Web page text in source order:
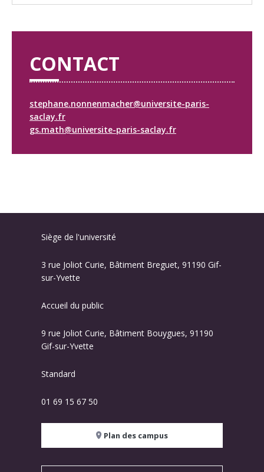
CONTACT
stephane.nonnenmacher@universite-paris-
saclay.fr
gs.math@universite-paris-saclay.fr
Siège de l'université
3 rue Joliot Curie, Bâtiment Breguet, 91190 Gif-
sur-Yvette
Accueil du public
9 rue Joliot Curie, Bâtiment Bouygues, 91190
Gif-sur-Yvette
Standard
01 69 15 67 50
Plan des campus